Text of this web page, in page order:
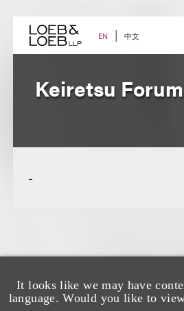
content EN 中文
It looks like we may have
language. Would you like to
Keiretsu Forum
-